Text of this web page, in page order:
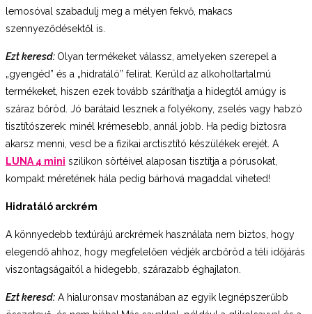
lemosóval szabadulj meg a mélyen fekvő, makacs
szennyeződésektől is.
Ezt keresd: Olyan termékeket válassz, amelyeken szerepel a
„gyengéd” és a „hidratáló” felirat. Kerüld az alkoholtartalmú
termékeket, hiszen ezek tovább száríthatja a hidegtől amúgy is
száraz bőröd. Jó barátaid lesznek a folyékony, zselés vagy habzó
tisztítószerek: minél krémesebb, annál jobb. Ha pedig biztosra
akarsz menni, vesd be a fizikai arctisztító készülékek erejét. A
LUNA 4 mini szilikon sörtéivel alaposan tisztítja a pórusokat,
kompakt méretének hála pedig bárhová magaddal viheted!
Hidratáló arckrém
A könnyedebb textúrájú arckrémek használata nem biztos, hogy
elegendő ahhoz, hogy megfelelően védjék arcbőröd a téli időjárás
viszontagságaitól a hidegebb, szárazabb éghajlaton.
Ezt keresd: A hialuronsav mostanában az egyik legnépszerűbb